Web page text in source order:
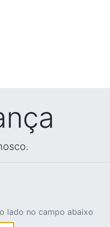
lado no campo abaixo